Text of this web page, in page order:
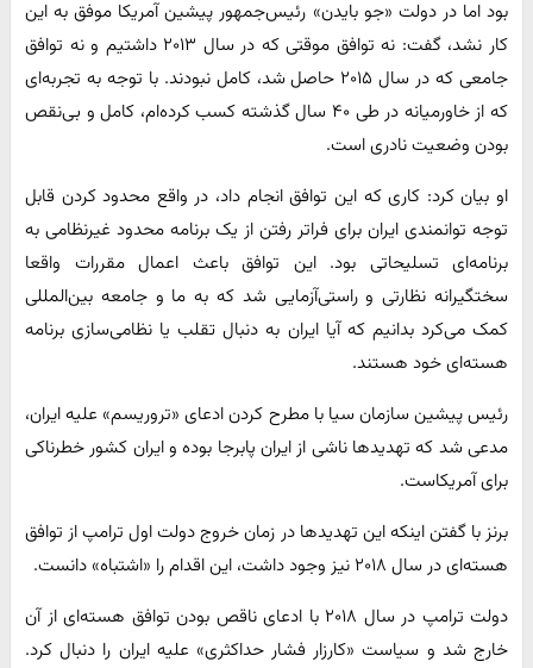
بود اما در دولت «جو بایدن» رئیس‌جمهور پیشین آمریکا موفق به این
کار نشد، گفت: نه توافق موقتی که در سال ۲۰۱۳ داشتیم و نه توافق
جامعی که در سال ۲۰۱۵ حاصل شد، کامل نبودند. با توجه به تجربه‌ای
که از خاورمیانه در طی ۴۰ سال گذشته کسب کرده‌ام، کامل و بی‌نقص
بودن وضعیت نادری است.
او بیان کرد: کاری که این توافق انجام داد، در واقع محدود کردن قابل
توجه توانمندی ایران برای فراتر رفتن از یک برنامه محدود غیرنظامی به
برنامه‌ای تسلیحاتی بود. این توافق باعث اعمال مقررات واقعا
سختگیرانه نظارتی و راستی‌آزمایی شد که به ما و جامعه بین‌المللی
کمک می‌کرد بدانیم که آیا ایران به دنبال تقلب یا نظامی‌سازی برنامه
هسته‌ای خود هستند.
رئیس پیشین سازمان سیا با مطرح کردن ادعای «تروریسم» علیه ایران،
مدعی شد که تهدیدها ناشی از ایران پابرجا بوده و ایران کشور خطرناکی
برای آمریکاست.
برنز با گفتن اینکه این تهدیدها در زمان خروج دولت اول ترامپ از توافق
هسته‌ای در سال ۲۰۱۸ نیز وجود داشت، این اقدام را «اشتباه» دانست.
دولت ترامپ در سال ۲۰۱۸ با ادعای ناقص بودن توافق هسته‌ای از آن
خارج شد و سیاست «کارزار فشار حداکثری» علیه ایران را دنبال کرد.